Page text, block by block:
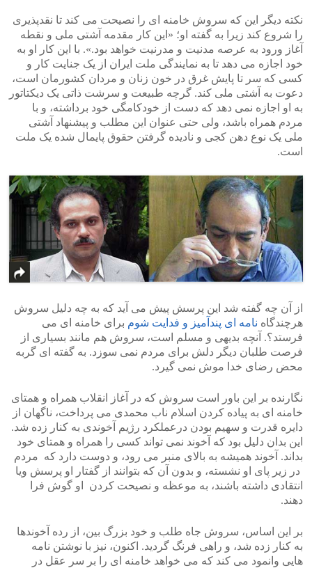
نکته دیگر این که سروش خامنه ای را نصیحت می کند تا نقدپذیری
را شروع کند زیرا به گفته او؛ «این کار مقدمه آشتی ملی و نقطه
آغاز ورود به عرصه مدنیت و مدرنیت خواهد بود.». با این کار او به
خود اجازه می دهد تا به نمایندگی ملت ایران از یک جنایت کار و
کسی که سر تا پایش غرق در خون زنان و مردان کشورمان است،
دعوت به آشتی ملی کند. گرچه طبیعت و سرشت ذاتی یک دیکتاتور
به او اجازه نمی دهد که دست از خودکامگی خود برداشته، و با
مردم همراه باشد، ولی حتی عنوان این مطلب و پیشنهاد آشتی
ملی یک نوع دهن کجی و نادیده گرفتن حقوق پایمال شده یک ملت
است.
از آن چه گفته شد این پرسش پیش می آید که به چه دلیل سروش
هرچندگاه نامه ای پندآمیز و فدایت شوم برای خامنه ای می
فرستد؟. آنچه بدیهی و مسلم است، سروش هم مانند بسیاری از
فرصت طلبان دیگر دلش برای مردم نمی سوزد. به گفته ای گربه
محض رضای خدا موش نمی گیرد.
نگارنده بر این باور است سروش که در آغاز انقلاب همراه و همتای
خامنه ای به پیاده کردن اسلام ناب محمدی می پرداخت، ناگهان از
دایره قدرت و سهیم بودن درعملکرد رژیم آخوندی به کنار زده شد.
این بدان دلیل بود که آخوند نمی تواند کسی را همراه و همتای خود
بداند. آخوند همیشه به بالای منبر می رود، و دوست دارد که مردم
در زیر پای او نشسته، و بدون آن که بتوانند از گفتار او پرسش ویا
انتقادی داشته باشند، به موعظه و نصیحت کردن او گوش فرا
دهند.
بر این اساس، سروش جاه طلب و خود بزرگ بین، از رده آخوندها
به کنار زده شد، و راهی فرنگ گردید. اکنون، نیز با نوشتن نامه
هایی وانمود می کند که می خواهد خامنه ای را بر سر عقل در